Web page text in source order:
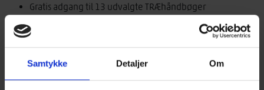
Samtykke Detaljer Om
Gratis adgang til 13 udvalgte TRÆhåndbøger
faktura
Modtager særtilbud på udvalgte kurser og vejledninger
› Log ind læs de udvalgte TRÆhåndbøger